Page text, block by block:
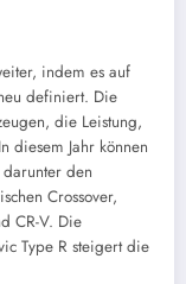
indem es auf
definiert. Die
die Leistung,
diesem Jahr können
den
Crossover,
CR-V. Die
Type R steigert die